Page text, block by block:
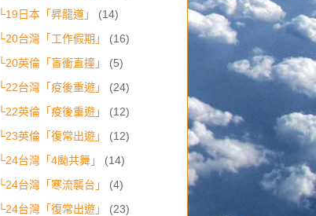
└19日本「昇龍道」
(14)
└20台灣「工作假期」
(16)
└20英倫「盲衝直撞」
(5)
└22台灣「疫後重遊」
(24)
└22英倫「疫後重遊」
(12)
└23英倫「復常出遊」
(12)
└24台灣「4颱共舞」
(14)
└24台灣「寒流襲台」
(4)
└24台灣「復常出遊」
(23)